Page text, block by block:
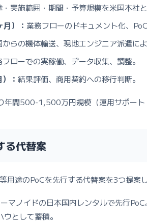
・実施範囲・期間・予算規模を米国本社と
）： 業務フローのドキュメント化、
からの機体輸送、現地エンジニア派遣に
フローでの実稼働、データ収集、調整。
： 結果評価、商用契約への移行判断。
年間500-1,500万円規模（運用サポート
る代替案
途のPoCを先行する代替案を3つ提案し
マノイドの日本国内レンタルで先行
として蓄積。